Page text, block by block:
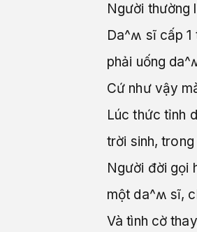
Người thường
Da^ʍ sĩ cấp 1
phải uống
Cứ như vậy
Lúc thức tỉnh
trời sinh,
Người đời gọi
một da^ʍ sĩ,
Và tình cờ